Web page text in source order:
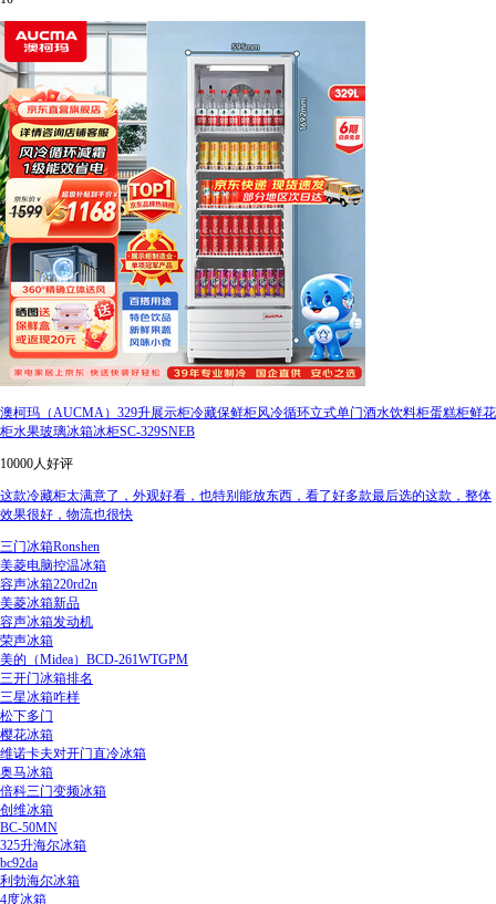
澳柯玛（AUCMA）329升展示柜冷藏保鲜柜风冷循环立式单门酒水饮料柜蛋糕柜鲜花
柜水果玻璃冰箱冰柜SC-329SNEB
10000人好评
这款冷藏柜太满意了，外观好看，也特别能放东西，看了好多款最后选的这款，整体
效果很好，物流也很快
三门冰箱Ronshen
美菱电脑控温冰箱
容声冰箱220rd2n
美菱冰箱新品
容声冰箱发动机
荣声冰箱
美的（Midea）BCD-261WTGPM
三开门冰箱排名
三星冰箱咋样
松下多门
樱花冰箱
维诺卡夫对开门直冷冰箱
奥马冰箱
倍科三门变频冰箱
创维冰箱
BC-50MN
325升海尔冰箱
bc92da
利勃海尔冰箱
4度冰箱